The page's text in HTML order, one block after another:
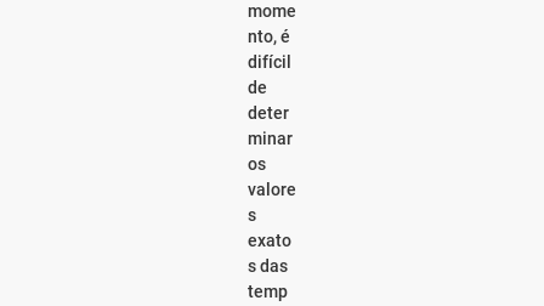
mome
nto, é
difícil
de
deter
minar
os
valore
s
exato
s das
temp